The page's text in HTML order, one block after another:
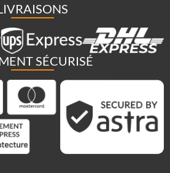
SÉCURISÉ